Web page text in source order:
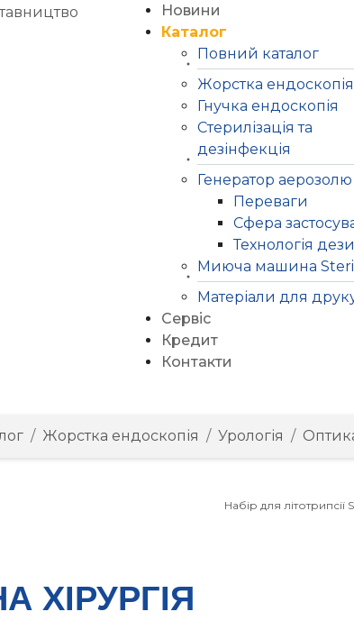
Новини
Каталог
Повний каталог
Жорстка ендоскопія
Гнучка ендоскопія
Стерилізація та
дезінфекція
Генератор аерозолю
Переваги
Сфера
Технологія
Миюча машина
Матеріали для
Сервіс
Кредит
Контакти
Жорстка ендоскопія Урологія
Набір для літотрипсії
ХІРУРГІЯ